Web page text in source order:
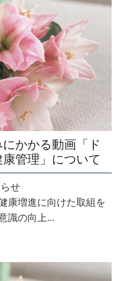
かかる動画「ド
管理」について
せ
康増進に向けた取組を
識の向上...